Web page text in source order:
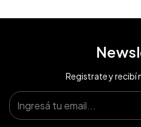
Registrate y recibí